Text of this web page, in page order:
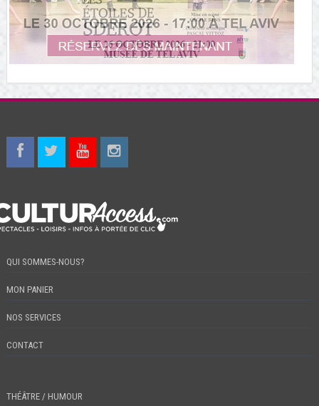
QUI SOMMES-NOUS?
MON PANIER
NOS SERVICES
CONTACT
THÉÂTRE / HUMOUR